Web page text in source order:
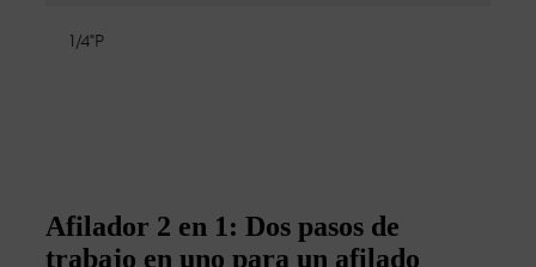
1/4"P
Afilador 2 en 1: Dos pasos de
trabajo en uno para un afilado